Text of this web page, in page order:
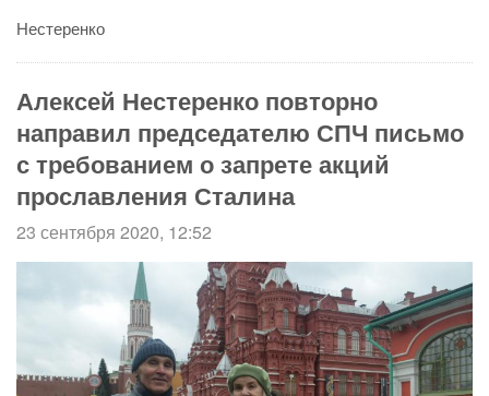
Нестеренко
Алексей Нестеренко повторно
направил председателю СПЧ письмо
с требованием о запрете акций
прославления Сталина
23 сентября 2020, 12:52